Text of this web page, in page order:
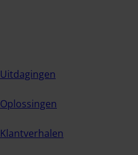
Uitdagingen
Oplossingen
Klantverhalen